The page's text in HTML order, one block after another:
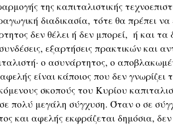
της καπιταλιστικής
διαδικασία, τότε θα πρέπει να
δεν θέλει ή δεν μπορεί, ή και
εξαρτήσεις πρακτικών και
ο ασυνάρτητος, ο
είναι κάποιος που δεν γνωρίζει
σκοπούς του Κυρίου
πολύ μεγάλη σύγχυση. Όταν ο σε
και αφελής εκφράζεται δημόσια,